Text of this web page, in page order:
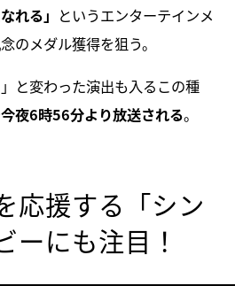
れる」 というエンターテインメ
のメダル獲得を狙う。
と変わった演出も入るこの種
夜6時56分より放送される。
応援する「シン
ーにも注目！